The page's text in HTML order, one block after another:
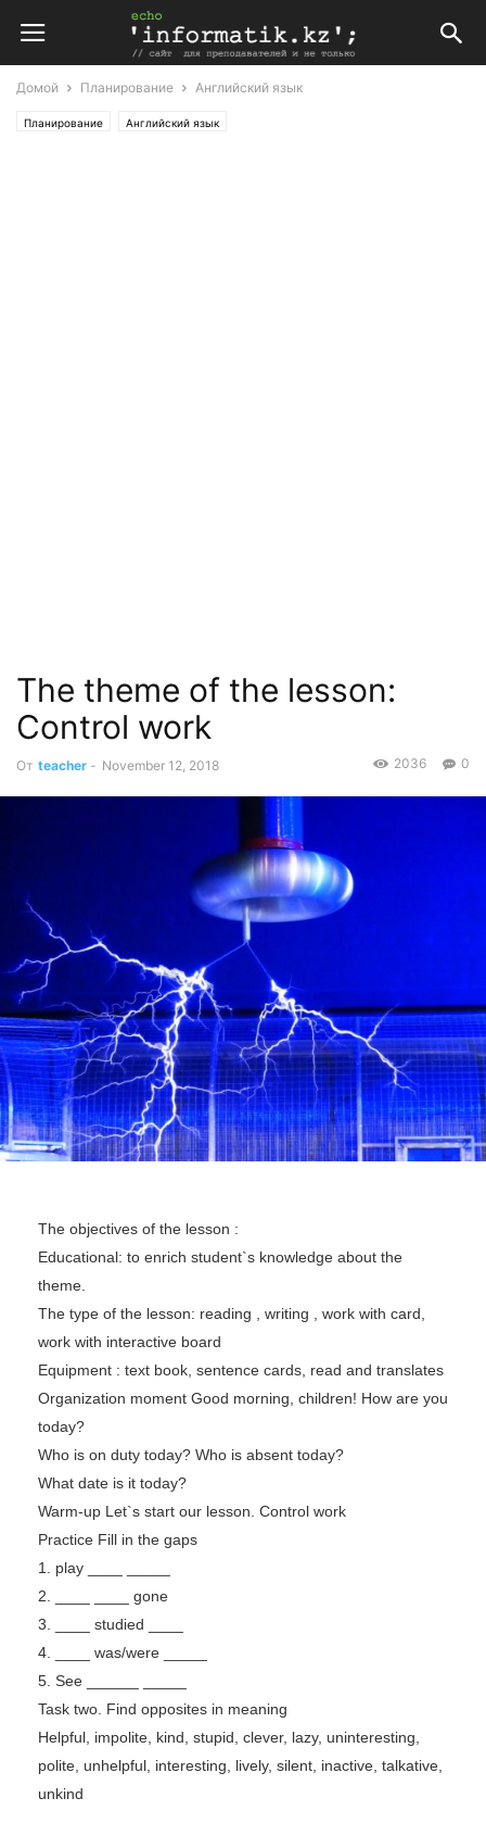
Домой Планирование Английский язык
Планирование Английский язык
The theme of the lesson:
Control work
От teacher - November 12, 2018 0
2036
The objectives of the lesson :
Educational: to enrich student`s knowledge about the
theme.
The type of the lesson: reading , writing , work with card,
work with interactive board
Equipment : text book, sentence cards, read and translates
Organization moment Good morning, children! How are you
today?
Who is on duty today? Who is absent today?
What date is it today?
Warm-up Let`s start our lesson. Control work
Practice Fill in the gaps
1. play ____ _____
2. ____ ____ gone
3. ____ studied ____
4. ____ was/were _____
5. See ______ _____
Task two. Find opposites in meaning
Helpful, impolite, kind, stupid, clever, lazy, uninteresting,
polite, unhelpful, interesting, lively, silent, inactive, talkative,
unkind